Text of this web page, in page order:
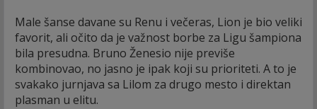
Male šanse davane su Renu i večeras, Lion je bio veliki
favorit, ali očito da je važnost borbe za Ligu šampiona
bila presudna. Bruno Ženesio nije previše
kombinovao, no jasno je ipak koji su prioriteti. A to je
svakako jurnjava sa Lilom za drugo mesto i direktan
plasman u elitu.